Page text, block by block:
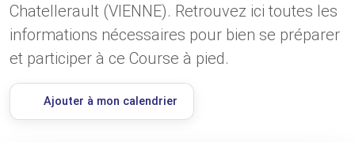
Chatellerault (VIENNE). Retrouvez ici toutes les
informations nécessaires pour bien se préparer
et participer à ce Course à pied.
Ajouter à mon calendrier